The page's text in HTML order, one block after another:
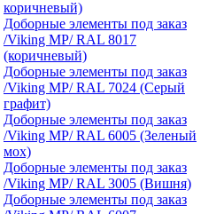
коричневый)
Доборные элементы под заказ
/Viking MP/ RAL 8017
(коричневый)
Доборные элементы под заказ
/Viking MP/ RAL 7024 (Серый
графит)
Доборные элементы под заказ
/Viking MP/ RAL 6005 (Зеленый
мох)
Доборные элементы под заказ
/Viking MP/ RAL 3005 (Вишня)
Доборные элементы под заказ